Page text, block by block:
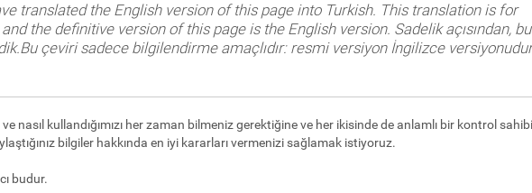
translated the English version of this page into Turkish. This translation is for
the definitive version of this page is the English version. Sadelik açısından,
çeviri sadece bilgilendirme amaçlıdır: resmi versiyon İngilizce
ve nasıl kullandığımızı her zaman bilmeniz gerektiğine ve her ikisinde de anlamlı bir kontrol
bilgiler hakkında en iyi kararları vermenizi sağlamak istiyoruz.
budur.